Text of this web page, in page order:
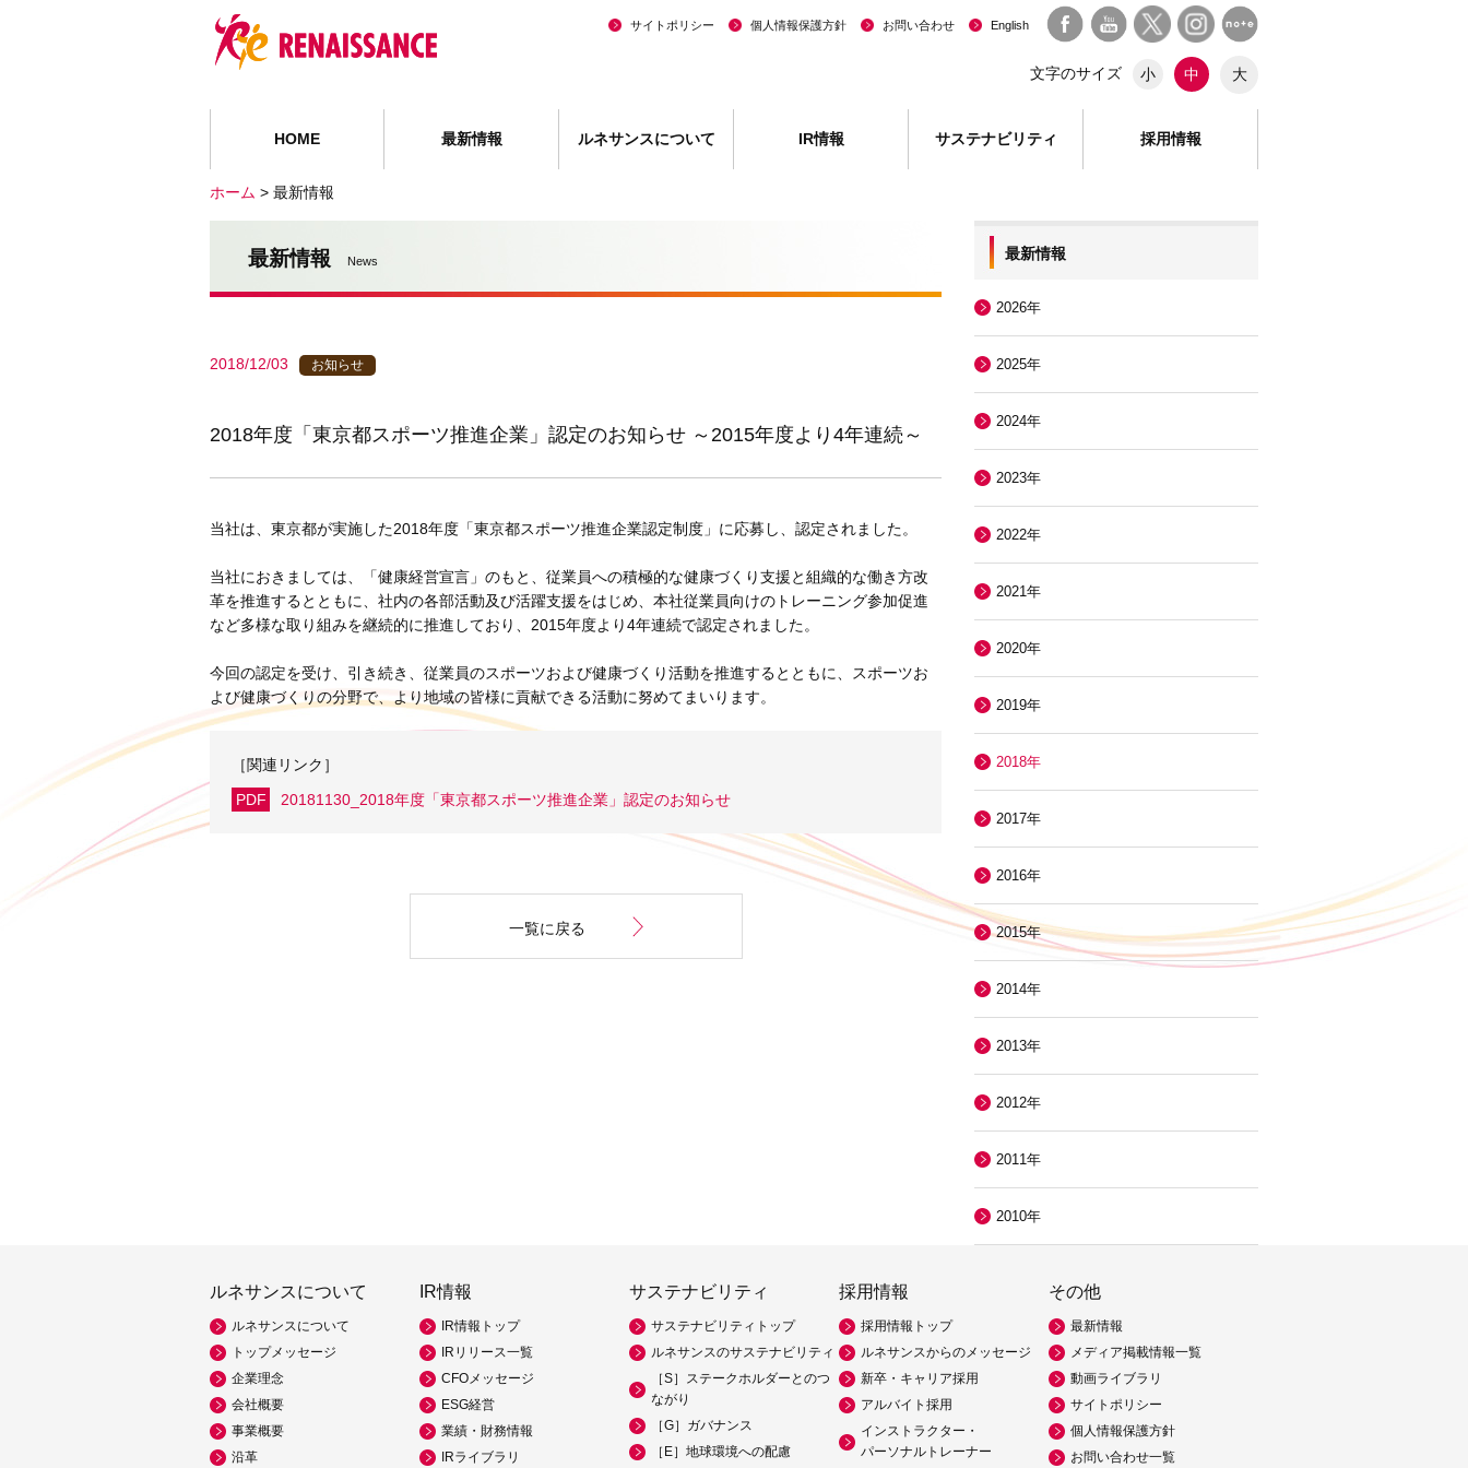
HOME 最新情報 ルネサンスについて IR情報 サステナビリティ 採用情報
サイトポリシー 個人情報保護方針 お問い合わせ English
文字のサイズ 小 中 大
ホーム > 最新情報
最新情報 News
2018/12/03 お知らせ
2018年度「東京都スポーツ推進企業」認定のお知らせ ～2015年度より4年連続～
当社は、東京都が実施した2018年度「東京都スポーツ推進企業認定制度」に応募し、認定されました。
当社におきましては、「健康経営宣言」のもと、従業員への積極的な健康づくり支援と組織的な働き方改
革を推進するとともに、社内の各部活動及び活躍支援をはじめ、本社従業員向けのトレーニング参加促進
など多様な取り組みを継続的に推進しており、2015年度より4年連続で認定されました。
今回の認定を受け、引き続き、従業員のスポーツおよび健康づくり活動を推進するとともに、スポーツお
よび健康づくりの分野で、より地域の皆様に貢献できる活動に努めてまいります。
［関連リンク］
PDF
20181130_2018年度「東京都スポーツ推進企業」認定のお知らせ
一覧に戻る
最新情報
2026年
2025年
2024年
2023年
2022年
2021年
2020年
2019年
2018年
2017年
2016年
2015年
2014年
2013年
2012年
2011年
2010年
ルネサンスについて
ルネサンスについて
トップメッセージ
企業理念
会社概要
事業概要
沿革
IR情報
IR情報トップ
IRリリース一覧
CFOメッセージ
ESG経営
業績・財務情報
IRライブラリ
サステナビリティ
サステナビリティトップ
ルネサンスのサステナビリティ
［S］ステークホルダーとのつ
ながり
［G］ガバナンス
［E］地球環境への配慮
採用情報
採用情報トップ
ルネサンスからのメッセージ
新卒・キャリア採用
アルバイト採用
インストラクター・
パーソナルトレーナー
その他
最新情報
メディア掲載情報一覧
動画ライブラリ
サイトポリシー
個人情報保護方針
お問い合わせ一覧